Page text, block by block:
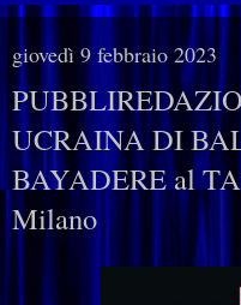
giovedì 9 febbraio 2023
UCRAINA DI
BAYADERE al
Milano